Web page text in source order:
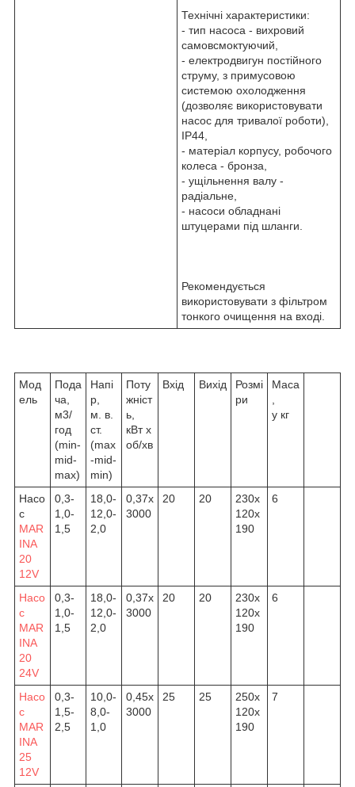
Технічні характеристики:
- тип насоса - вихровий
самовсмоктуючий,
- електродвигун постійного
струму, з примусовою
системою охолодження
(дозволяє використовувати
насос для тривалої роботи),
IP44,
- матеріал корпусу, робочого
колеса - бронза,
- ущільнення валу -
радіальне,
- насоси обладнані
штуцерами під шланги.
Рекомендується
використовувати з фільтром
тонкого очищення на вході.
Мод
ель
Пода
ча,
м3/
год
(min-
mid-
max)
Напі
р,
м. в.
ст.
(max
-mid-
min)
Поту
жніст
ь,
кВт x
об/хв
Вхід Вихід
Розмі
ри
Маса
,
у кг
Насо
с
MAR
INA
20
12V
0,3-
1,0-
1,5
18,0-
12,0-
2,0
0,37х
3000
20 20
230х
120х
190
6
Насо
с
MAR
INA
20
24V
0,3-
1,0-
1,5
18,0-
12,0-
2,0
0,37х
3000
20 20
230х
120х
190
6
Насо
с
MAR
INA
25
12V
0,3-
1,5-
2,5
10,0-
8,0-
1,0
0,45х
3000
25 25
250х
120х
190
7